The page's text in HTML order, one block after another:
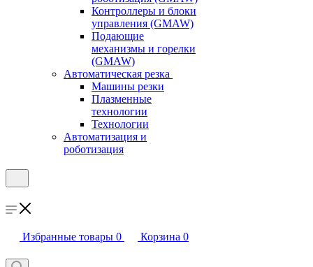
Контроллеры и блоки
управления (GMAW)
Подающие
механизмы и горелки
(GMAW)
Автоматическая резка
Машины резки
Плазменные
технологии
Технологии
Автоматизация и
роботизация
Избранные товары 0 Корзина 0